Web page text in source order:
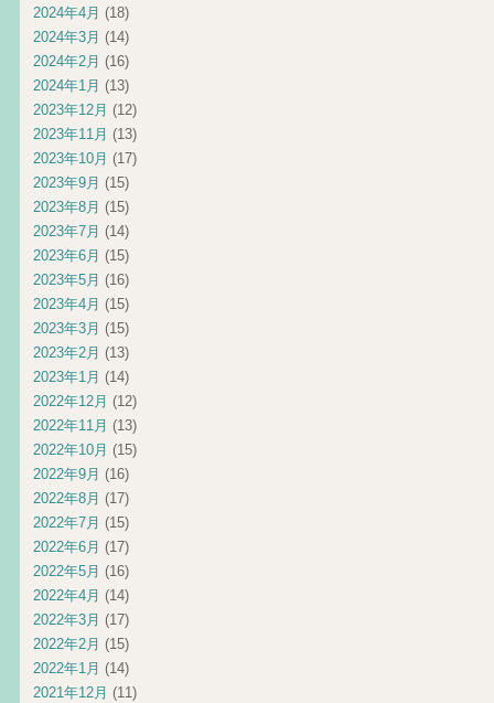
2024年4月 (18)
2024年3月 (14)
2024年2月 (16)
2024年1月 (13)
2023年12月 (12)
2023年11月 (13)
2023年10月 (17)
2023年9月 (15)
2023年8月 (15)
2023年7月 (14)
2023年6月 (15)
2023年5月 (16)
2023年4月 (15)
2023年3月 (15)
2023年2月 (13)
2023年1月 (14)
2022年12月 (12)
2022年11月 (13)
2022年10月 (15)
2022年9月 (16)
2022年8月 (17)
2022年7月 (15)
2022年6月 (17)
2022年5月 (16)
2022年4月 (14)
2022年3月 (17)
2022年2月 (15)
2022年1月 (14)
2021年12月 (11)